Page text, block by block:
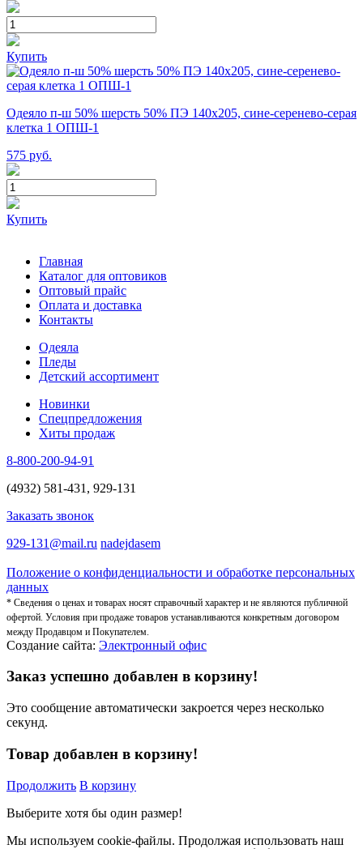
Купить
Одеяло п-ш 50% шерсть 50% ПЭ 140х205, сине-серенево-серая
клетка 1 ОПШ-1
575 руб.
Купить
Главная
Каталог для оптовиков
Оптовый прайс
Оплата и доставка
Контакты
Одеяла
Пледы
Детский ассортимент
Новинки
Спецпредложения
Хиты продаж
8-800-200-94-91
(4932) 581-431, 929-131
Заказать звонок
929-131@mail.ru nadejdasem
Положение о конфиденциальности и обработке персональных
данных
* Сведения о ценах и товарах носят справочный характер и не являются публичной
офертой. Условия при продаже товаров устанавливаются конкретным договором
между Продавцом и Покупателем.
Создание сайта: Электронный офис
Заказ успешно добавлен в корзину!
Это сообщение автоматически закроется через несколько
секунд.
Товар добавлен в корзину!
Продолжить В корзину
Выберите хотя бы один размер!
Мы используем cookie-файлы. Продолжая использовать наш